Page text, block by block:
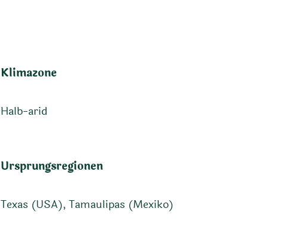
Klimazone
Halb-arid
Ursprungsregionen
Texas (USA), Tamaulipas (Mexiko)